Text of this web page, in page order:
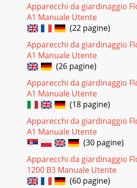
Apparecchi da giardinaggio
A1 Manuale Utente
(22 pagine)
Apparecchi da giardinaggio
A1 Manuale Utente
(26 pagine)
Apparecchi da giardinaggio
A1 Manuale Utente
(18 pagine)
Apparecchi da giardinaggio
A1 Manuale Utente
(30 pagine)
Apparecchi da giardinaggio
1200 B3 Manuale Utente
(60 pagine)